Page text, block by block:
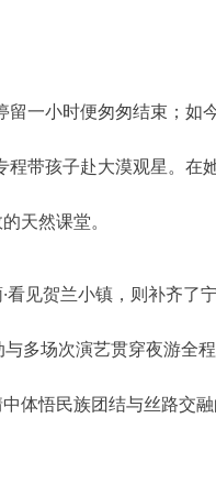
留一小时便匆匆结束；
程带孩子赴大漠观星。
天然课堂。
看见贺兰小镇，则补齐了
多场次演艺贯穿夜游全
体悟民族团结与丝路交